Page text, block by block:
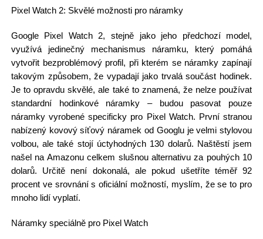
Pixel Watch 2: Skvělé možnosti pro náramky
Google Pixel Watch 2, stejně jako jeho předchozí model,
využívá jedinečný mechanismus náramku, který pomáhá
vytvořit bezproblémový profil, při kterém se náramky zapínají
takovým způsobem, že vypadají jako trvalá součást hodinek.
Je to opravdu skvělé, ale také to znamená, že nelze používat
standardní hodinkové náramky – budou pasovat pouze
náramky vyrobené specificky pro Pixel Watch. První stranou
nabízený kovový síťový náramek od Googlu je velmi stylovou
volbou, ale také stojí úctyhodných 130 dolarů. Naštěstí jsem
našel na Amazonu celkem slušnou alternativu za pouhých 10
dolarů. Určitě není dokonalá, ale pokud ušetříte téměř 92
procent ve srovnání s oficiální možností, myslím, že se to pro
mnoho lidí vyplatí.
Náramky speciálně pro Pixel Watch